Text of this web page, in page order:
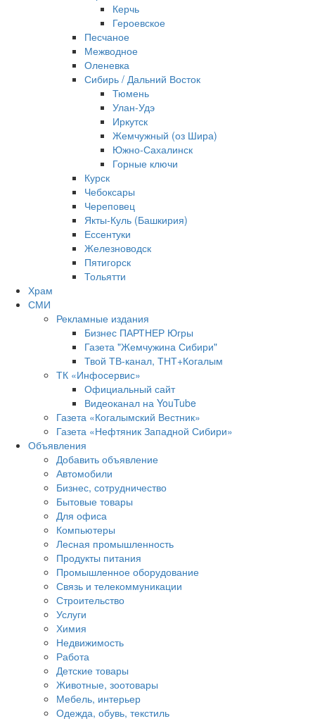
Керчь
Героевское
Песчаное
Межводное
Оленевка
Сибирь / Дальний Восток
Тюмень
Улан-Удэ
Иркутск
Жемчужный (оз Шира)
Южно‐Сахалинск
Горные ключи
Курск
Чебоксары
Череповец
Якты-Куль (Башкирия)
Ессентуки
Железноводск
Пятигорск
Тольятти
Храм
СМИ
Рекламные издания
Бизнес ПАРТНЕР Югры
Газета "Жемчужина Сибири"
Твой ТВ-канал, ТНТ+Когалым
ТК «Инфосервис»
Официальный сайт
Видеоканал на YouTube
Газета «Когалымский Вестник»
Газета «Нефтяник Западной Сибири»
Объявления
Добавить объявление
Автомобили
Бизнес, сотрудничество
Бытовые товары
Для офиса
Компьютеры
Лесная промышленность
Продукты питания
Промышленное оборудование
Связь и телекоммуникации
Строительство
Услуги
Химия
Недвижимость
Работа
Детские товары
Животные, зоотовары
Мебель, интерьер
Одежда, обувь, текстиль